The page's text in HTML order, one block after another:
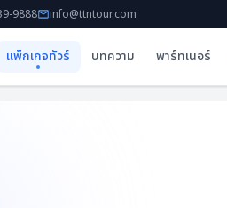
9888 info@ttntour.com
แพ็กเกจทัวร์ บทความ พาร์ทเนอร์